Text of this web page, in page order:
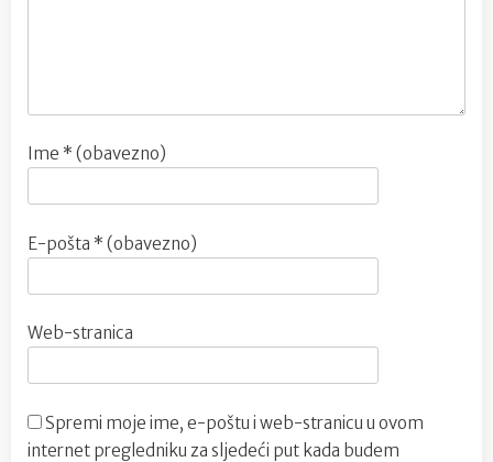
Ime * (obavezno)
E-pošta * (obavezno)
Web-stranica
Spremi moje ime, e-poštu i web-stranicu u ovom
internet pregledniku za sljedeći put kada budem